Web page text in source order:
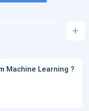
+
Machine Learning ?